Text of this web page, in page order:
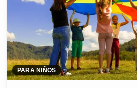
PARA NIÑOS